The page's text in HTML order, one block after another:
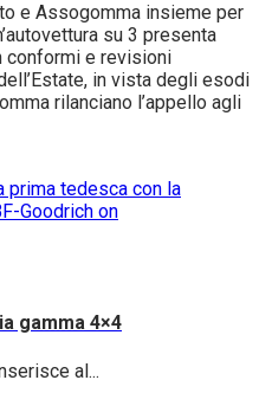
e Assogomma insieme per
su 3 presenta
conformi e revisioni
in vista degli esodi
rilanciano l’appello agli
gamma 4×4
al...